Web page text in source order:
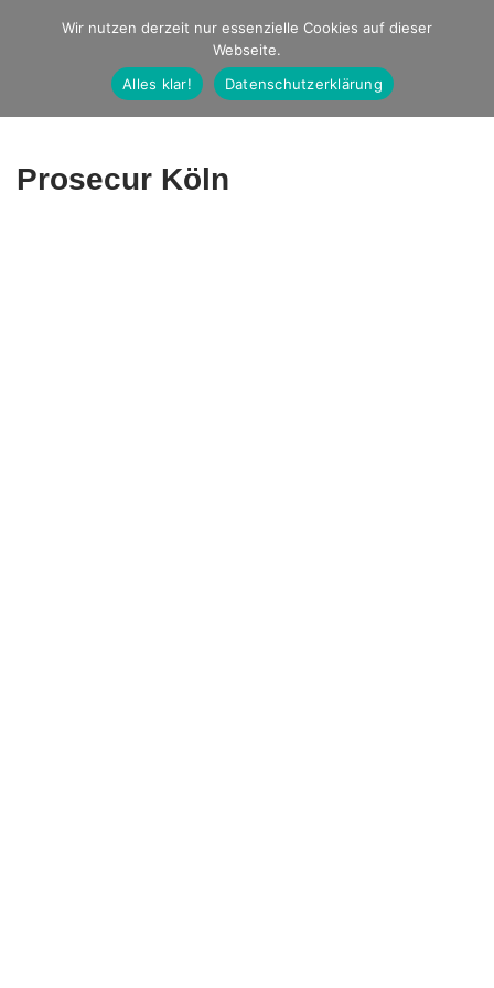
Studio Ernst
Fotografie
Prosecur Köln
Wir nutzen derzeit nur essenzielle Cookies auf dieser
Webseite.
Alles klar!
Datenschutzerklärung